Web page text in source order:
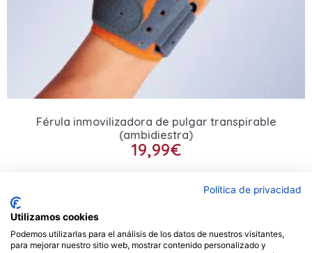
Férula inmovilizadora de pulgar transpirable
(ambidiestra)
19,99€
Seleccionar opciones
Contacto
Política de privacidad
Utilizamos cookies
Podemos utilizarlas para el análisis de los datos de nuestros visitantes,
para mejorar nuestro sitio web, mostrar contenido personalizado y